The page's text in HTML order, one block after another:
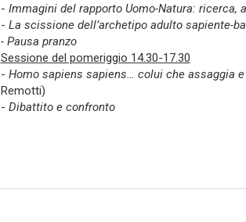
- Immagini del rapporto Uomo-Natura: ricerca,
- La scissione dell’archetipo adulto sapiente-
- Pausa pranzo
Sessione del pomeriggio 14.30-17.30
- Homo sapiens sapiens… colui che assaggia
Remotti)
- Dibattito e confronto